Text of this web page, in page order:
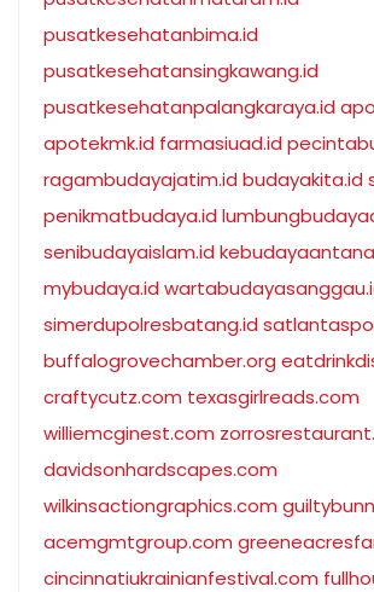
pusatkesehatanbima.id
pusatkesehatansingkawang.id
pusatkesehatanpalangkaraya.id
apotekmk.id farmasiuad.id
ragambudayajatim.id budayakita.id
penikmatbudaya.id
senibudayaislam.id
mybudaya.id
simerdupolresbatang.id
buffalogrovechamber.org
craftycutz.com texasgirlreads.com
williemcginest.com
davidsonhardscapes.com
wilkinsactiongraphics.com
acemgmtgroup.com
cincinnatiukrainianfestival.com